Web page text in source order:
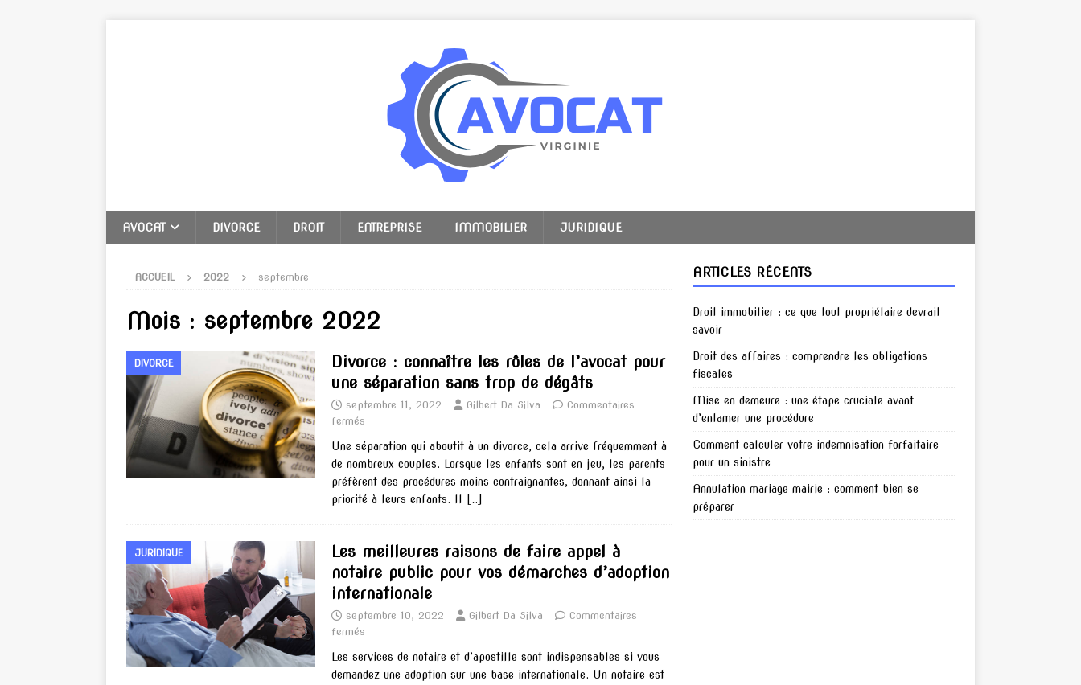
AVOCAT DIVORCE DROIT ENTREPRISE IMMOBILIER JURIDIQUE
ACCUEIL 2022 septembre
Mois : septembre 2022
DIVORCE
Divorce : connaître les rôles de l’avocat pour
une séparation sans trop de dégâts
septembre 11, 2022 Gilbert Da Silva
Commentaires
fermés
Une séparation qui aboutit à un divorce, cela arrive fréquemment à
de nombreux couples. Lorsque les enfants sont en jeu, les parents
préfèrent des procédures moins contraignantes, donnant ainsi la
priorité à leurs enfants. Il
[…]
JURIDIQUE
Les meilleures raisons de faire appel à
notaire public pour vos démarches d’adoption
internationale
septembre 10, 2022 Gilbert Da Silva
Commentaires
fermés
Les services de notaire et d’apostille sont indispensables si vous
demandez une adoption sur une base internationale. Un notaire est
ARTICLES RÉCENTS
Droit immobilier : ce que tout propriétaire devrait
savoir
Droit des affaires : comprendre les obligations
fiscales
Mise en demeure : une étape cruciale avant
d’entamer une procédure
Comment calculer votre indemnisation forfaitaire
pour un sinistre
Annulation mariage mairie : comment bien se
préparer